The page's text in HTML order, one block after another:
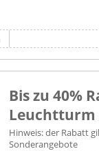
Bis zu 40%
Leuchtturm
Hinweis: der Rabatt
Sonderangebote